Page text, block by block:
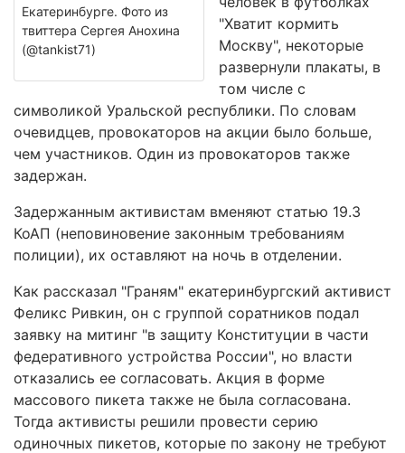
Екатеринбурге. Фото из
твиттера Сергея Анохина
(@tankist71)
"Хватит кормить
Москву", некоторые
развернули плакаты, в
том числе с
символикой Уральской республики. По словам
очевидцев, провокаторов на акции было больше,
чем участников. Один из провокаторов также
задержан.
Задержанным активистам вменяют статью 19.3
КоАП (неповиновение законным требованиям
полиции), их оставляют на ночь в отделении.
Как рассказал "Граням" екатеринбургский активист
Феликс Ривкин, он с группой соратников подал
заявку на митинг "в защиту Конституции в части
федеративного устройства России", но власти
отказались ее согласовать. Акция в форме
массового пикета также не была согласована.
Тогда активисты решили провести серию
одиночных пикетов, которые по закону не требуют